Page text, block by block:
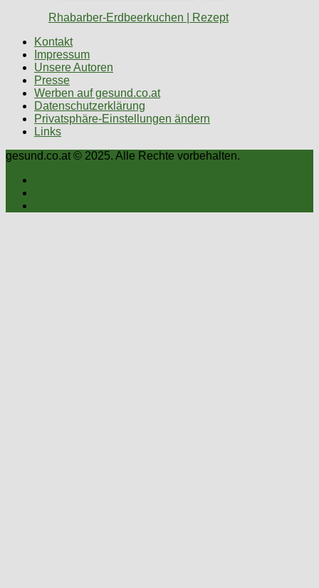
Rhabarber-Erdbeerkuchen | Rezept
Kontakt
Impressum
Unsere Autoren
Presse
Werben auf gesund.co.at
Datenschutzerklärung
Privatsphäre-Einstellungen ändern
Links
gesund.co.at © 2025. Alle Rechte vorbehalten.